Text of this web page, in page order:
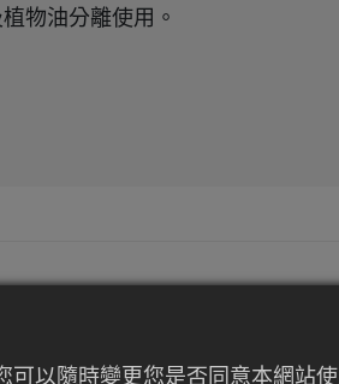
物油分離使用。
以隨時變更您是否同意本網站